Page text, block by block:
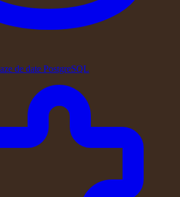
de date PostgreSQL